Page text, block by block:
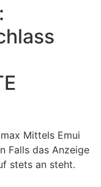
Mittels Emui
Falls das Anzeige
stets an steht.